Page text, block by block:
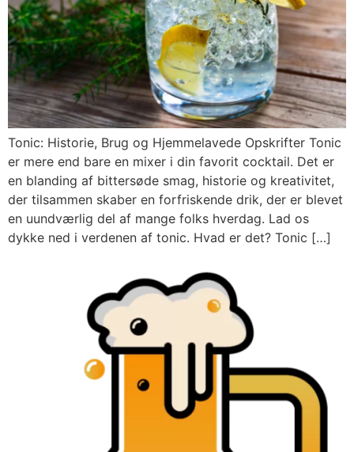
Tonic: Historie, Brug og Hjemmelavede Opskrifter Tonic
er mere end bare en mixer i din favorit cocktail. Det er
en blanding af bittersøde smag, historie og kreativitet,
der tilsammen skaber en forfriskende drik, der er blevet
en uundværlig del af mange folks hverdag. Lad os
dykke ned i verdenen af tonic. Hvad er det? Tonic […]